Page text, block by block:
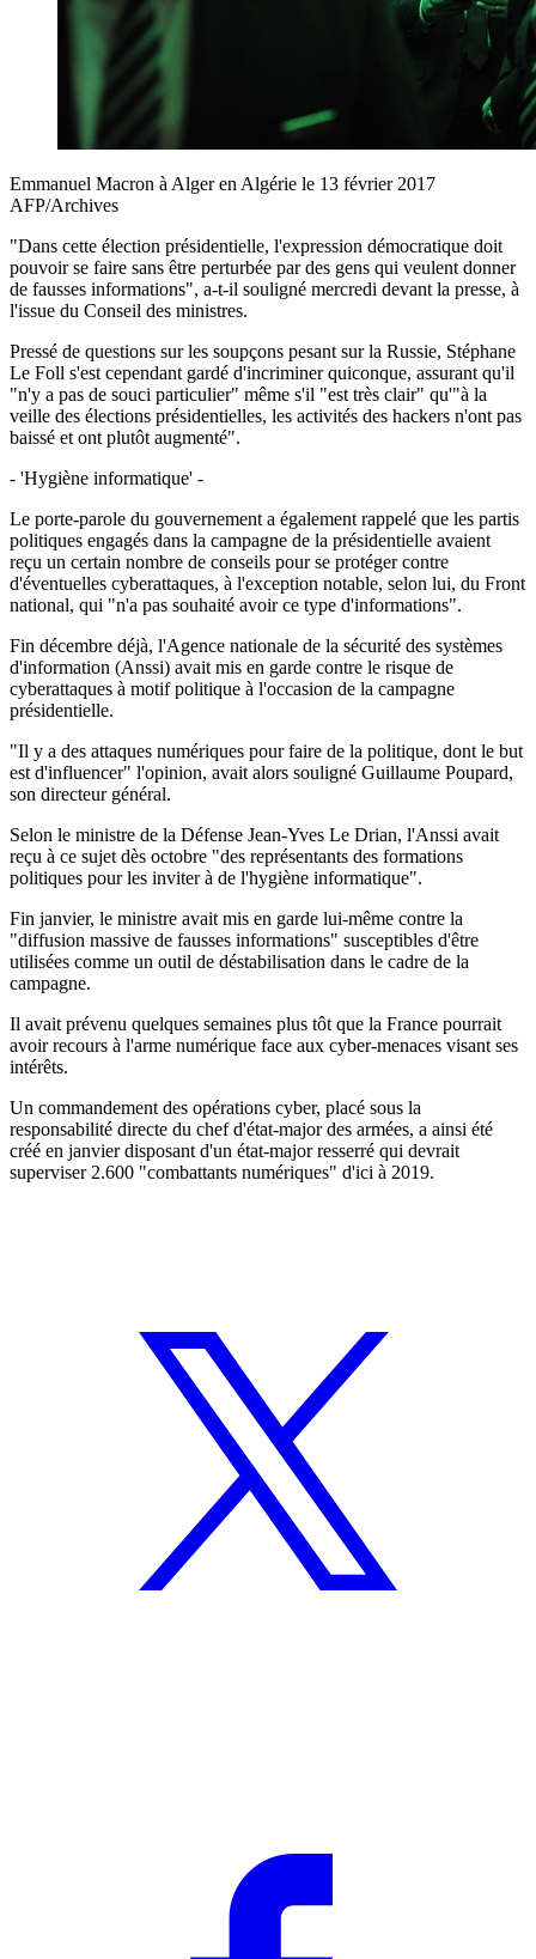
Emmanuel Macron à Alger en Algérie le 13 février 2017
AFP/Archives
"Dans cette élection présidentielle, l'expression démocratique doit
pouvoir se faire sans être perturbée par des gens qui veulent donner
de fausses informations", a-t-il souligné mercredi devant la presse, à
l'issue du Conseil des ministres.
Pressé de questions sur les soupçons pesant sur la Russie, Stéphane
Le Foll s'est cependant gardé d'incriminer quiconque, assurant qu'il
"n'y a pas de souci particulier" même s'il "est très clair" qu'"à la
veille des élections présidentielles, les activités des hackers n'ont pas
baissé et ont plutôt augmenté".
- 'Hygiène informatique' -
Le porte-parole du gouvernement a également rappelé que les partis
politiques engagés dans la campagne de la présidentielle avaient
reçu un certain nombre de conseils pour se protéger contre
d'éventuelles cyberattaques, à l'exception notable, selon lui, du Front
national, qui "n'a pas souhaité avoir ce type d'informations".
Fin décembre déjà, l'Agence nationale de la sécurité des systèmes
d'information (Anssi) avait mis en garde contre le risque de
cyberattaques à motif politique à l'occasion de la campagne
présidentielle.
"Il y a des attaques numériques pour faire de la politique, dont le but
est d'influencer" l'opinion, avait alors souligné Guillaume Poupard,
son directeur général.
Selon le ministre de la Défense Jean-Yves Le Drian, l'Anssi avait
reçu à ce sujet dès octobre "des représentants des formations
politiques pour les inviter à de l'hygiène informatique".
Fin janvier, le ministre avait mis en garde lui-même contre la
"diffusion massive de fausses informations" susceptibles d'être
utilisées comme un outil de déstabilisation dans le cadre de la
campagne.
Il avait prévenu quelques semaines plus tôt que la France pourrait
avoir recours à l'arme numérique face aux cyber-menaces visant ses
intérêts.
Un commandement des opérations cyber, placé sous la
responsabilité directe du chef d'état-major des armées, a ainsi été
créé en janvier disposant d'un état-major resserré qui devrait
superviser 2.600 "combattants numériques" d'ici à 2019.